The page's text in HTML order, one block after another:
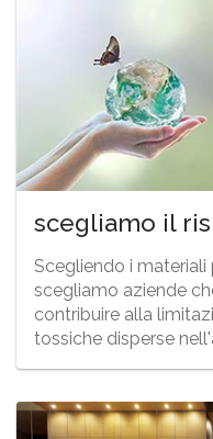
scegliamo il
Scegliendo i materiali
scegliamo aziende
contribuire alla
tossiche disperse